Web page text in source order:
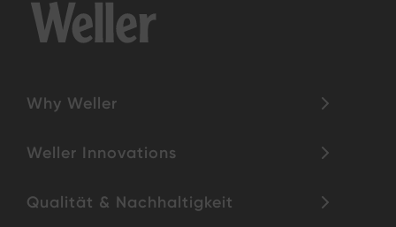
Why Weller
Weller Innovations
Qualität & Nachhaltigkeit